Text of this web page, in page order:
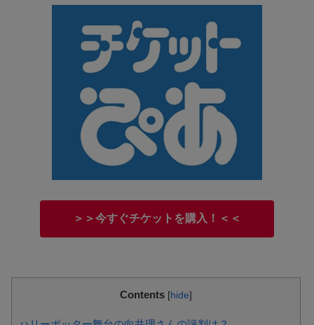
＞＞今すぐチケットを購入！＜＜
Contents [hide]